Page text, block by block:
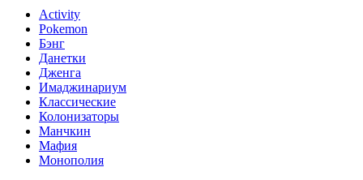
Activity
Pokemon
Бэнг
Данетки
Дженга
Имаджинариум
Классические
Колонизаторы
Манчкин
Мафия
Монополия